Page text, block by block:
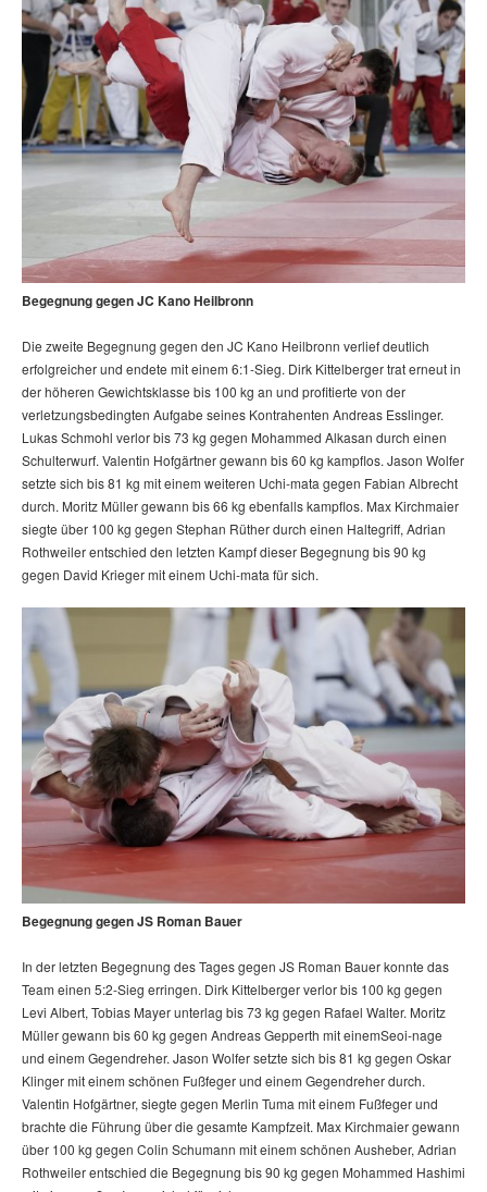
Begegnung gegen JC Kano Heilbronn
Die zweite Begegnung gegen den JC Kano Heilbronn verlief deutlich
erfolgreicher und endete mit einem 6:1-Sieg. Dirk Kittelberger trat erneut in
der höheren Gewichtsklasse bis 100 kg an und profitierte von der
verletzungsbedingten Aufgabe seines Kontrahenten Andreas Esslinger.
Lukas Schmohl verlor bis 73 kg gegen Mohammed Alkasan durch einen
Schulterwurf. Valentin Hofgärtner gewann bis 60 kg kampflos. Jason Wolfer
setzte sich bis 81 kg mit einem weiteren Uchi-mata gegen Fabian Albrecht
durch. Moritz Müller gewann bis 66 kg ebenfalls kampflos. Max Kirchmaier
siegte über 100 kg gegen Stephan Rüther durch einen Haltegriff, Adrian
Rothweiler entschied den letzten Kampf dieser Begegnung bis 90 kg
gegen David Krieger mit einem Uchi-mata für sich.
Begegnung gegen JS Roman Bauer
In der letzten Begegnung des Tages gegen JS Roman Bauer konnte das
Team einen 5:2-Sieg erringen. Dirk Kittelberger verlor bis 100 kg gegen
Levi Albert, Tobias Mayer unterlag bis 73 kg gegen Rafael Walter. Moritz
Müller gewann bis 60 kg gegen Andreas Gepperth mit einemSeoi-nage
und einem Gegendreher. Jason Wolfer setzte sich bis 81 kg gegen Oskar
Klinger mit einem schönen Fußfeger und einem Gegendreher durch.
Valentin Hofgärtner, siegte gegen Merlin Tuma mit einem Fußfeger und
brachte die Führung über die gesamte Kampfzeit. Max Kirchmaier gewann
über 100 kg gegen Colin Schumann mit einem schönen Ausheber, Adrian
Rothweiler entschied die Begegnung bis 90 kg gegen Mohammed Hashimi